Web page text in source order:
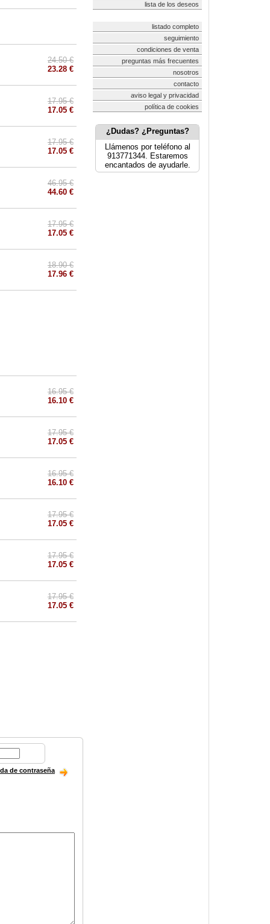
24.50 €
23.28 €
17.95 €
17.05 €
17.95 €
17.05 €
46.95 €
44.60 €
17.95 €
17.05 €
18.90 €
17.96 €
16.95 €
16.10 €
17.95 €
17.05 €
16.95 €
16.10 €
17.95 €
17.05 €
17.95 €
17.05 €
17.95 €
17.05 €
de contraseña
lista de los deseos
listado completo
seguimiento
condiciones de venta
preguntas más frecuentes
nosotros
contacto
aviso legal y privacidad
política de cookies
¿Dudas? ¿Preguntas?
Llámenos por teléfono al
913771344. Estaremos
encantados de ayudarle.